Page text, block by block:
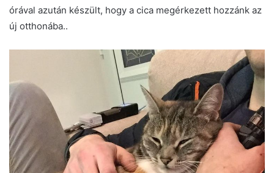
órával azután készült, hogy a cica megérkezett hozzánk az
új otthonába..